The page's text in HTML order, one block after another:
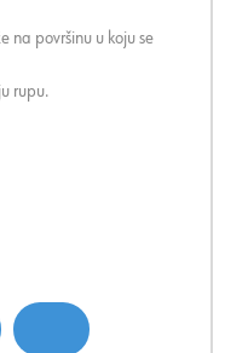
na površinu u koju se
rupu.